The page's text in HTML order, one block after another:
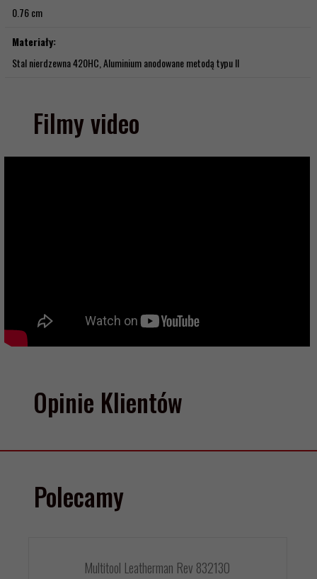
0.76 cm
Materiały:
Stal nierdzewna 420HC, Aluminium anodowane metodą typu II
Filmy video
Opinie Klientów
Polecamy
Multitool Leatherman Rev 832130